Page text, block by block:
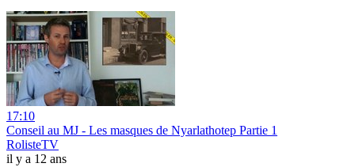
17:10
Conseil au MJ - Les masques de Nyarlathotep Partie 1
RolisteTV
il y a 12 ans